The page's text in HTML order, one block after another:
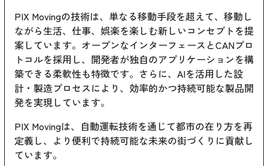
PIX Movingの技術は、単なる移動手段を超えて、移動し
ながら生活、仕事、娯楽を楽しむ新しいコンセプトを提
案しています。オープンなインターフェースとCANプロ
トコルを採用し、開発者が独自のアプリケーションを構
築できる柔軟性も特徴です。さらに、AIを活用した設
計・製造プロセスにより、効率的かつ持続可能な製品開
発を実現しています。
PIX Movingは、自動運転技術を通じて都市の在り方を再
定義し、より便利で持続可能な未来の街づくりに貢献し
ています。